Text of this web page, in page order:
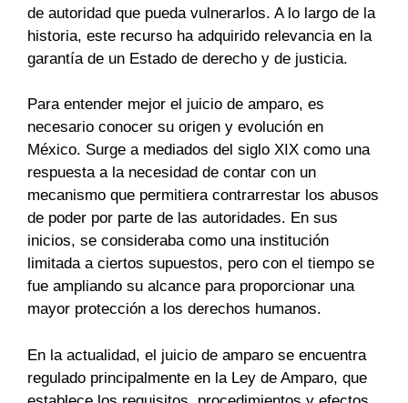
de autoridad que pueda vulnerarlos. A lo largo de la
historia, este recurso ha adquirido relevancia en la
garantía de un Estado de derecho y de justicia.
Para entender mejor el juicio de amparo, es
necesario conocer su origen y evolución en
México. Surge a mediados del siglo XIX como una
respuesta a la necesidad de contar con un
mecanismo que permitiera contrarrestar los abusos
de poder por parte de las autoridades. En sus
inicios, se consideraba como una institución
limitada a ciertos supuestos, pero con el tiempo se
fue ampliando su alcance para proporcionar una
mayor protección a los derechos humanos.
En la actualidad, el juicio de amparo se encuentra
regulado principalmente en la Ley de Amparo, que